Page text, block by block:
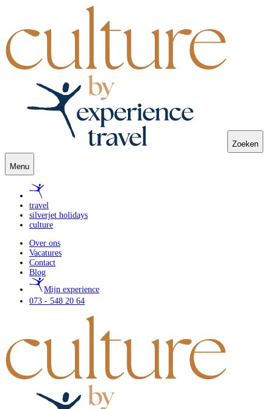
Zoeken
Menu
travel
silverjet holidays
culture
Over ons
Vacatures
Contact
Blog
Mijn experience
073 - 548 20 64